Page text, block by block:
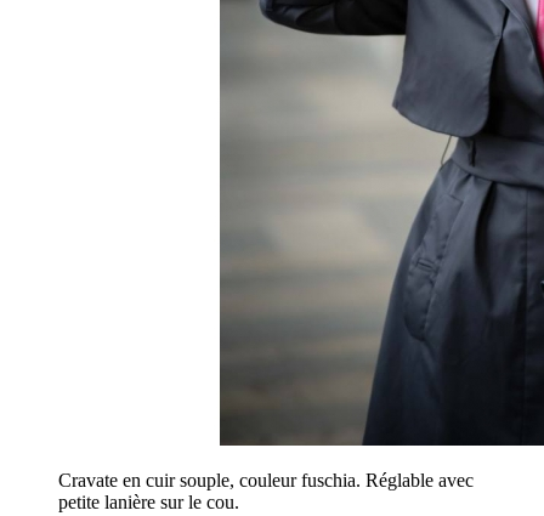
Cravate en cuir souple, couleur fuschia. Réglable avec
petite lanière sur le cou.